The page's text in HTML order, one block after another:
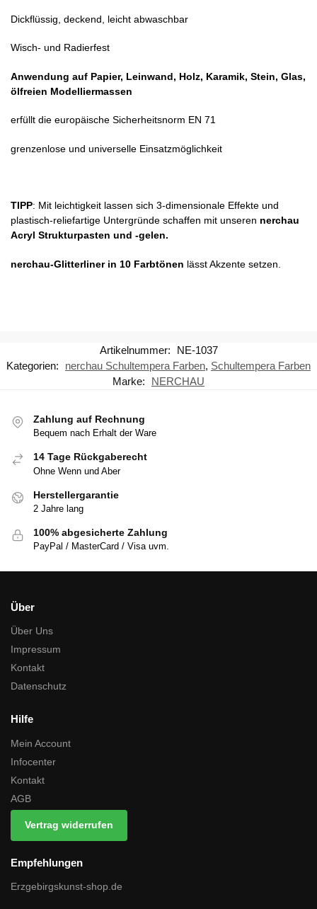
Dickflüssig, deckend, leicht abwaschbar
Wisch- und Radierfest
Anwendung auf Papier, Leinwand, Holz, Karamik, Stein, Glas,
ölfreien Modelliermassen
erfüllt die europäische Sicherheitsnorm EN 71
grenzenlose und universelle Einsatzmöglichkeit
TIPP: Mit leichtigkeit lassen sich 3-dimensionale Effekte und
plastisch-reliefartige Untergründe schaffen mit unseren nerchau
Acryl Strukturpasten und -gelen.
nerchau-Glitterliner in 10 Farbtönen lässt Akzente setzen.
Artikelnummer:
NE-1037
Kategorien:
nerchau Schultempera Farben, Schultempera Farben
Marke:
NERCHAU
Zahlung auf Rechnung
Bequem nach Erhalt der Ware
14 Tage Rückgaberecht
Ohne Wenn und Aber
Herstellergarantie
2 Jahre lang
100% abgesicherte Zahlung
PayPal / MasterCard / Visa uvm.
Über
Über Uns
Impressum
Kontakt
Datenschutz
Hilfe
Mein Account
Infocenter
Kontakt
AGB
Vertrag widerrufen
Empfehlungen
Erzgebirgskunst-shop.de